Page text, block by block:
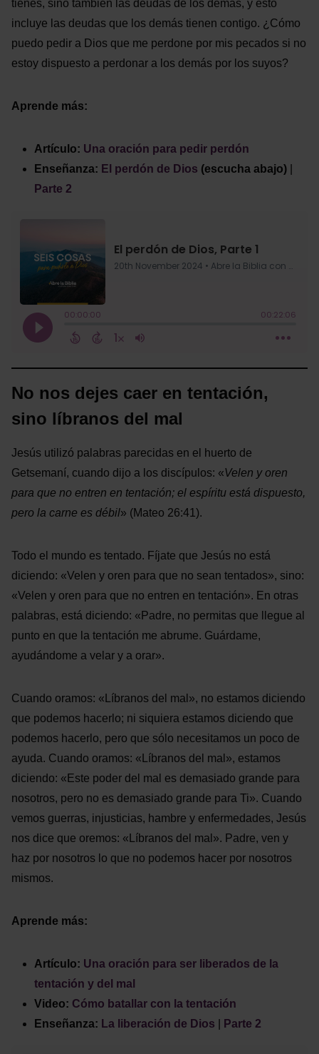
tienes, sino también las deudas de los demás, y esto
incluye las deudas que los demás tienen contigo. ¿Cómo
puedo pedir a Dios que me perdone por mis pecados si no
estoy dispuesto a perdonar a los demás por los suyos?
Aprende más:
Artículo: Una oración para pedir perdón
Enseñanza: El perdón de Dios (escucha abajo)
Parte 2
No nos dejes caer en tentación,
sino líbranos del mal
Jesús utilizó palabras parecidas en el huerto de
Getsemaní, cuando dijo a los discípulos: «Velen y oren
para que no entren en tentación; el espíritu está dispuesto,
pero la carne es débil» (Mateo 26:41).
Todo el mundo es tentado. Fíjate que Jesús no está
diciendo: «Velen y oren para que no sean tentados», sino:
«Velen y oren para que no entren en tentación». En otras
palabras, está diciendo: «Padre, no permitas que llegue al
punto en que la tentación me abrume. Guárdame,
ayudándome a velar y a orar».
Cuando oramos: «Líbranos del mal», no estamos diciendo
que podemos hacerlo; ni siquiera estamos diciendo que
podemos hacerlo, pero que sólo necesitamos un poco de
ayuda. Cuando oramos: «Líbranos del mal», estamos
diciendo: «Este poder del mal es demasiado grande para
nosotros, pero no es demasiado grande para Ti». Cuando
vemos guerras, injusticias, hambre y enfermedades, Jesús
nos dice que oremos: «Líbranos del mal». Padre, ven y
haz por nosotros lo que no podemos hacer por nosotros
mismos.
Aprende más:
Artículo: Una oración para ser liberados de la
tentación y del mal
Video: Cómo batallar con la tentación
Enseñanza: La liberación de Dios Parte 2